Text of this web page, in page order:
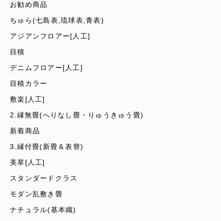
お勧め商品
ちゅら(七島表,琉球表,青表)
アジアンフロアー[人工]
目積
デニムフロアー[人工]
目積カラー
敷楽[人工]
2.縁無畳(へりなし畳・りゅうきゅう畳)
新着商品
3.縁付畳(新畳＆表替)
美草[人工]
スタンダードクラス
モダン乱敷き畳
ナチュラル(基本織)